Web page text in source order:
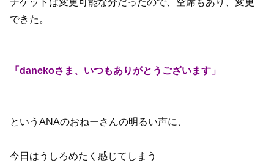
できた。
「danekoさま、いつもありがとうございます」
というANAのおねーさんの明るい声に、
今日はうしろめたく感じてしまう